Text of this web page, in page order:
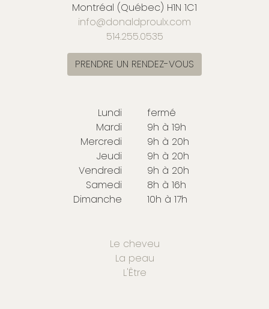
Montréal (Québec) H1N 1C1
info@donaldproulx.com
514.255.0535
PRENDRE UN RENDEZ-VOUS
Lundi
fermé
Mardi
9h à 19h
Mercredi
9h à 20h
Jeudi
9h à 20h
Vendredi
9h à 20h
Samedi
8h à 16h
Dimanche
10h à 17h
Le cheveu
La peau
L'Être